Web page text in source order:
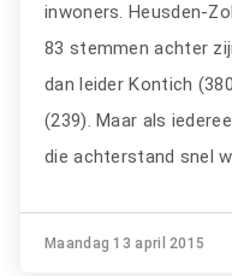
inwoners. Heusden-
83 stemmen achter
dan leider Kontich
(239). Maar als
die achterstand snel
Maandag 13 april 2015